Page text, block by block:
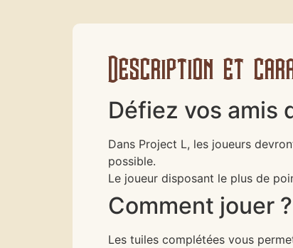
Description et
Défiez vos amis
Dans Project L, les joueurs
possible.
Le joueur disposant le plus de
Comment jouer ?
Les tuiles complétées vous